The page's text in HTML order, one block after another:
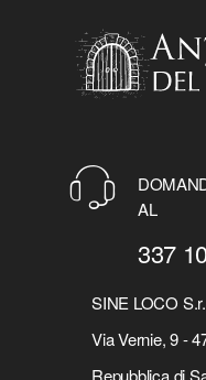
AL
337
SINE LOCO
Via Vernie, 9 -
Repubblica di